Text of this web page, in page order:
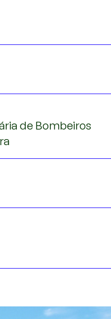
de Bombeiros